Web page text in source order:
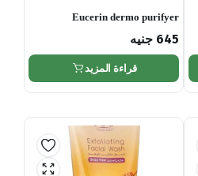
Eucerin dermo purifyer
645 جنيه
قراءة المزيد